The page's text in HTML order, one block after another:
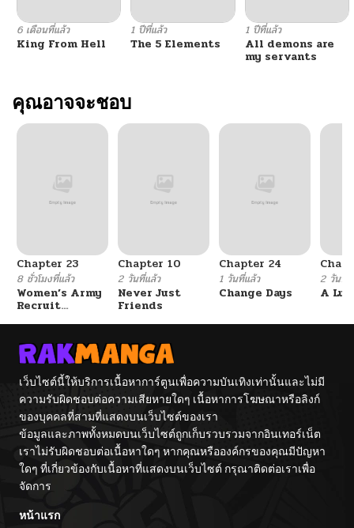
ตอนที่ 57
ตอนที่ 56 02/09/2026
ตอนที่ 55
ตอนที่ 51 01/04/2026
ตอนที่ 50
ตอนที่ 49
ตอนที่ 48 10/05/2025
ตอนที่ 47 09/28/2025
ตอนที่ 46
6 เดือนที่แล้ว
King From Hell
1 ปีที่แล้ว
The 5 Elements
1 ปีที่แล้ว
All demons are
my servants
คุณอาจจะชอบ
Chapter 23
8 ชั่วโมงที่แล้ว
Women’s Army
Recruit
Chapter 10
2 วันที่แล้ว
Never Just
Friends
Chapter 24
1 วันที่แล้ว
Change Days
2 วันที่แ
A
เว็บไซต์นี้ให้บริการเนื้อหาการ์ตูนเพื่อความบันเทิงเท่านั้นและไม่มี
ความรับผิดชอบต่อความเสียหายใดๆ เนื้อหาการโฆษณาหรือลิงก์
ของบุคคลที่สามที่แสดงบนเว็บไซต์ของเรา
ข้อมูลและภาพทั้งหมดบนเว็บไซต์ถูกเก็บรวบรวมจากอินเทอร์เน็ต
เราไม่รับผิดชอบต่อเนื้อหาใดๆ หากคุณหรือองค์กรของคุณมีปัญหา
ใดๆ ที่เกี่ยวข้องกับเนื้อหาที่แสดงบนเว็บไซต์ กรุณาติดต่อเราเพื่อ
จัดการ
หน้าแรก